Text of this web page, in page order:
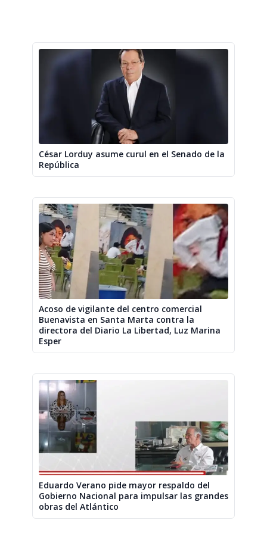
César Lorduy asume curul en el Senado de la
República
Acoso de vigilante del centro comercial
Buenavista en Santa Marta contra la
directora del Diario La Libertad, Luz Marina
Esper
Eduardo Verano pide mayor respaldo del
Gobierno Nacional para impulsar las grandes
obras del Atlántico